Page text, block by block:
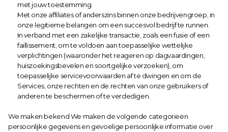
met jouw toestemming.
Met onze affiliates of anderszins binnen onze bedrijvengroep, in
onze legitieme belangen om een succesvol bedrijf te runnen.
In verband met een zakelijke transactie, zoals een fusie of een
faillissement, om te voldoen aan toepasselijke wettelijke
verplichtingen (waaronder het reageren op dagvaardingen,
huiszoekingsbevelen en soortgelijke verzoeken), om
toepasselijke servicevoorwaarden af te dwingen en om de
Services, onze rechten en de rechten van onze gebruikers of
anderen te beschermen of te verdedigen.
We maken bekend We maken de volgende categorieën
persoonlijke gegevens en gevoelige persoonlijke informatie over